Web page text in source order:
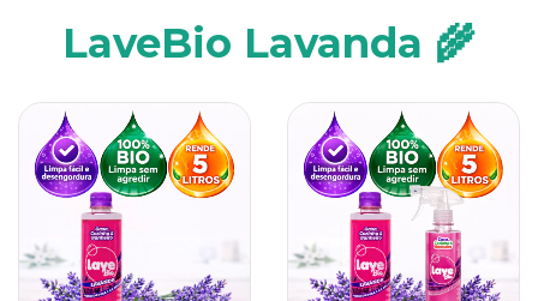
LaveBio Lavanda 🌾